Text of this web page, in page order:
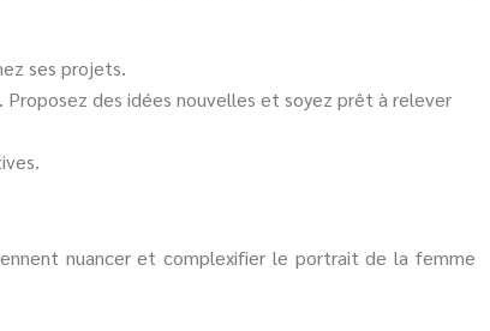
ses projets.
des idées nouvelles et soyez prêt à relever
nuancer et complexifier le portrait de la femme